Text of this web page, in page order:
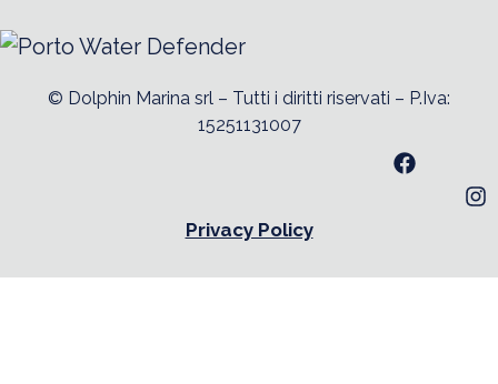
© Dolphin Marina srl – Tutti i diritti riservati – P.Iva:
15251131007
Privacy Policy